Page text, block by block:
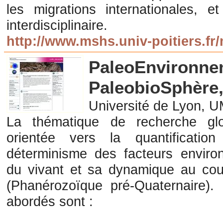
les migrations internationales,
interdisciplinaire.
http://www.mshs.univ-
Université de Lyon,
La thématique de recherche
orientée vers la
déterminisme des facteurs
du vivant et sa dynamique au
(Phanérozoïque pré-
abordés sont :